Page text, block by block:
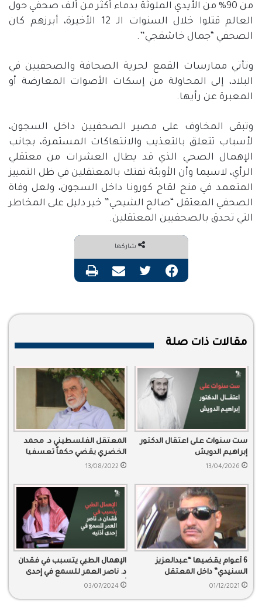
من 90% من الأيدي الملوثة بدماء أكثر من ألف صحفي حول
العالم قتلوا خلال السنوات الـ 12 الأخيرة، أبرزهم كان
الصحفي “جمال خاشقجي”.
وتأتي ممارسات القمع لحرية الصحافة والصحفيين في
البلاد، إلى المحاولة من إسكات الأصوات المعارضة أو
المعبرة عن رأيها.
وتبقى المخاوف على مصير الصحفيين داخل السجون،
لأسباب تتعلق بالتعذيب والانتهاكات المستمرة، بجانب
الإهمال الصحي الذي قد يطال العشرات من معتقلي
الرأي، لاسيما وأن الأوبئة تفتك بالمعتقلين في ظل التمييز
المتعمد في منح لقاح كورونا داخل السجون، ولعل وفاة
الصحفي المعتقل “صالح الشيحي” خير دليل على المخاطر
التي تحدق بالصحفيين المعتقلين.
شاركها
فيسبوك تويتر مشاركة عبر البريد طباعة
مقالات ذات صلة
ست سنوات على اعتقال الدكتور
إبراهيم الدويش
13/04/2026
المعتقل الفلسطيني د. محمد
الخضري يقضي حكماً تعسفيا
لمدة 15 عاما في سجون المملكة13/08/2022
6 أعوام يقضيها “عبدالعزيز
السنيدي” داخل المعتقل
01/12/2021
الإهمال الطبي يتسبب في فقدان
د. ناصر العمر للسمع في إحدى
أذنيه03/07/2024